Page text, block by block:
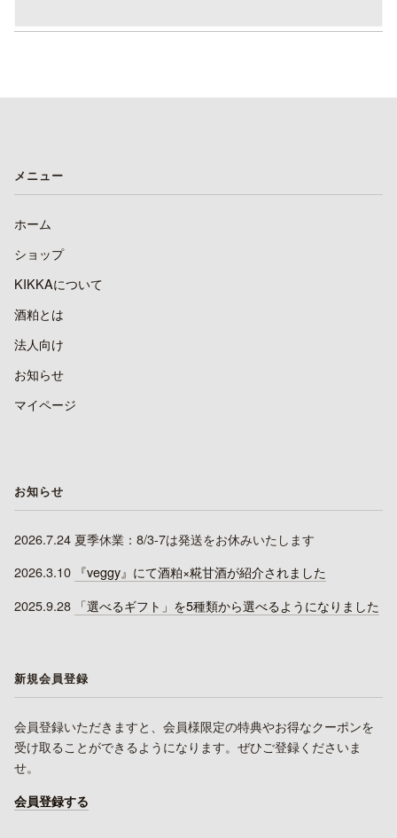
メニュー
ホーム
ショップ
KIKKAについて
酒粕とは
法人向け
お知らせ
マイページ
お知らせ
2026.7.24 夏季休業：8/3-7は発送をお休みいたします
2026.3.10 『veggy』にて酒粕×糀甘酒が紹介されました
2025.9.28 「選べるギフト」を5種類から選べるようになりました
新規会員登録
会員登録いただきますと、会員様限定の特典やお得なクーポンを
受け取ることができるようになります。ぜひご登録くださいま
せ。
会員登録する